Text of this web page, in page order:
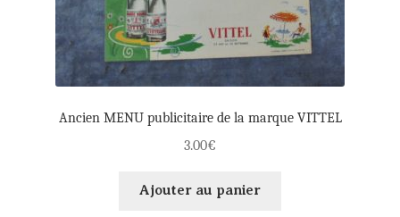
Ancien MENU publicitaire de la marque VITTEL
3.00€
Ajouter au panier